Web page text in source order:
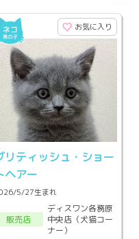
お気に入り
リティッシュ・ショー
ヘアー
5/27生まれ
販売店
ディスワン各務原
中央店（犬猫コー
ナー）